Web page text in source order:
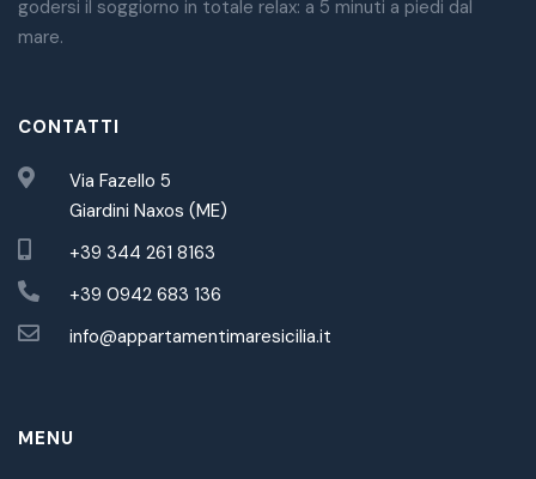
godersi il soggiorno in totale relax: a 5 minuti a piedi dal
mare.
CONTATTI
Via Fazello 5
Giardini Naxos (ME)
+39 344 261 8163
+39 0942 683 136
info@appartamentimaresicilia.it
MENU